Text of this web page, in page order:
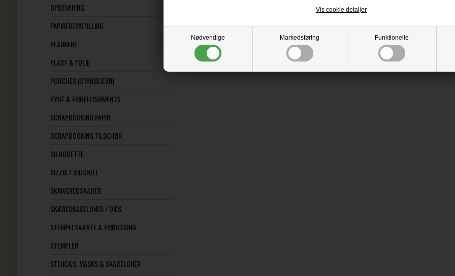
Nødvendige Markedsføring Funktionelle
Vis cookie detaljer
OPBEVARING
PAPIRFREMSTILLING
PLANNERE
PLAST & FOLIE
PUNCHES (STANSEJERN)
PYNT & EMBELLISHMENTS
SCRAPBOOKING PAPIR
SCRAPBOOKING TILBEHØR
SILHOUETTE
SIZZIX / BIGSHOT
SKRIVEREDSKABER
SKÆRESKABELONER / DIES
STEMPELSVÆRTE & EMBOSSING
STEMPLER
STENCILS, MASKS & SKABELONER